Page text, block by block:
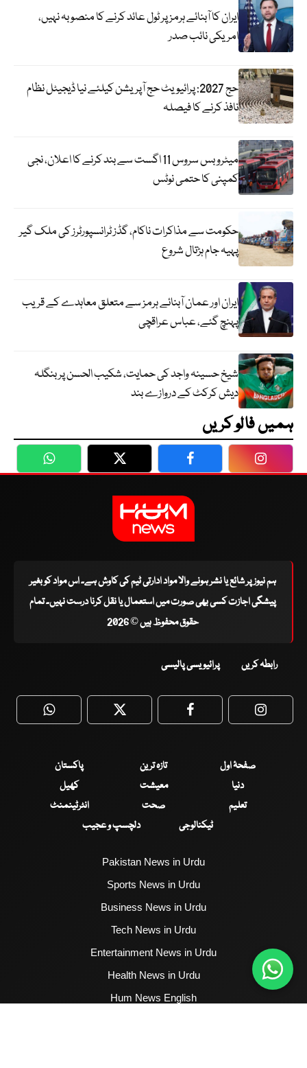
ایران کا آبنائے ہرمز پر ٹول عائد کرنے کا منصوبہ نہیں،
امریکی نائب صدر
حج 2027: پرائیویٹ حج آپریشن کیلئے نیا ڈیجیٹل نظام
نافذ کرنے کا فیصلہ
میٹرو بس سروس 11 اگست سے بند کرنے کا اعلان، نجی
کمپنی کا حتمی نوٹس
حکومت سے مذاکرات ناکام، گڈز ٹرانسپورٹرز کی ملک گیر
پہیہ جام ہڑتال شروع
ایران اور عمان آبنائے ہرمز سے متعلق معاہدے کے قریب
پہنچ گئے، عباس عراقچی
شیخ حسینہ واجد کی حمایت، شکیب الحسن پر بنگلہ
دیش کرکٹ کے دروازے بند
ہمیں فالو کریں
WhatsApp Twitter Facebook
ہم نیوز پر شائع یا نشر ہونے والا مواد ادارتی ٹیم کی کاوش ہے۔ اس مواد کو بغیر
پیشگی اجازت کسی بھی صورت میں استعمال یا نقل کرنا درست نہیں۔ تمام
حقوق محفوظ ہیں © 2026
رابطہ کریں پرائیویسی پالیسی
WhatsApp Twitter Facebook
صفحۂ اول تازہ ترین
پاکستان
دنیا
معیشت
کھیل
تعلیم
صحت
انٹرٹینمنٹ
ٹیکنالوجی
دلچسپ و عجیب
Pakistan News in Urdu
Sports News in Urdu
Business News in Urdu
Tech News in Urdu
Entertainment News in Urdu
Health News in Urdu
Hum News English